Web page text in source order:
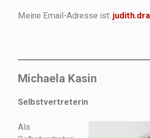
Meine Email-Adresse ist:
Michaela Kasin
Selbstvertreterin
Als